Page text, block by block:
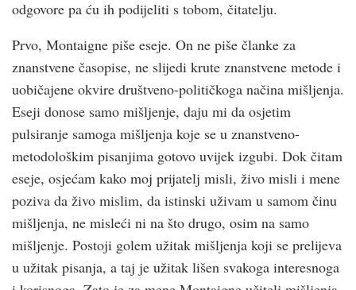
odgovore pa ću ih podijeliti s tobom, čitatelju.
Prvo, Montaigne piše eseje. On ne piše članke za
znanstvene časopise, ne slijedi krute znanstvene metode i
uobičajene okvire društveno-političkoga načina mišljenja.
Eseji donose samo mišljenje, daju mi da osjetim
pulsiranje samoga mišljenja koje se u znanstveno-
metodološkim pisanjima gotovo uvijek izgubi. Dok čitam
eseje, osjećam kako moj prijatelj misli, živo misli i mene
poziva da živo mislim, da istinski uživam u samom činu
mišljenja, ne misleći ni na što drugo, osim na samo
mišljenje. Postoji golem užitak mišljenja koji se prelijeva
u užitak pisanja, a taj je užitak lišen svakoga interesnoga